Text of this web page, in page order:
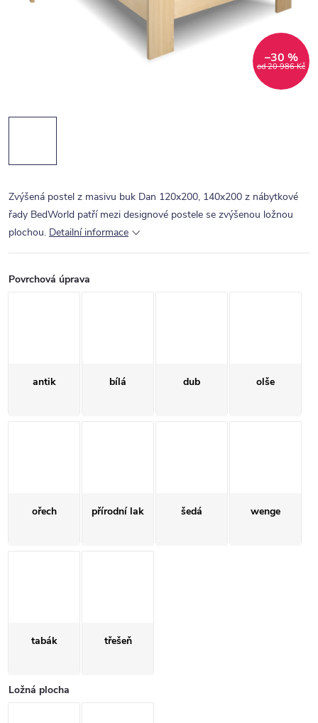
od 20 986 Kč
–30 %
Zvýšená postel z masivu buk Dan 120x200, 140x200 z nábytkové
řady BedWorld patří mezi designové postele se zvýšenou ložnou
plochou. Detailní informace
Povrchová úprava
antik bílá dub olše
ořech přírodní lak šedá wenge
tabák třešeň
Ložná plocha